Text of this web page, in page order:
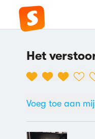
Het
Voeg toe aan